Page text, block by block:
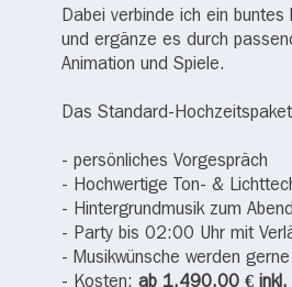
Dabei verbinde ich ein
und ergänze es durch
Animation und Spiele.
Das Standard-
- persönliches Vorgespräch
- Hochwertige Ton- &
- Hintergrundmusik zum
- Party bis 02:00 Uhr mit
- Musikwünsche werden
- Kosten: ab 1.490,00 € inkl.